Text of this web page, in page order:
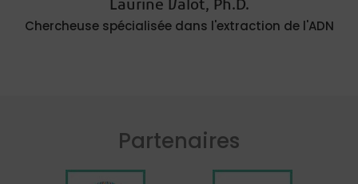
Laurine Valot, Ph.D.
Chercheuse spécialisée dans l'extraction de l'ADN
Partenaires